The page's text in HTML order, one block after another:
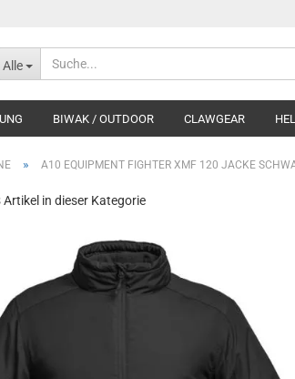
Alle
BIWAK / OUTDOOR CLAWGEAR
» A10 EQUIPMENT FIGHTER XMF 120 JACKE
Artikel in dieser Kategorie